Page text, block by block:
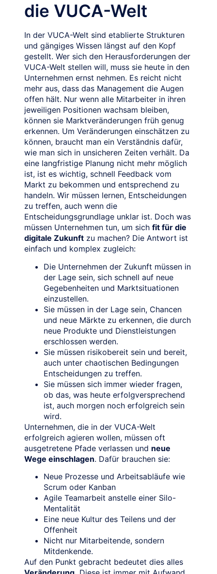
die VUCA-Welt
In der VUCA-Welt sind etablierte Strukturen
und gängiges Wissen längst auf den Kopf
gestellt. Wer sich den Herausforderungen der
VUCA-Welt stellen will, muss sie heute in den
Unternehmen ernst nehmen. Es reicht nicht
mehr aus, dass das Management die Augen
offen hält. Nur wenn alle Mitarbeiter in ihren
jeweiligen Positionen wachsam bleiben,
können sie Marktveränderungen früh genug
erkennen. Um Veränderungen einschätzen zu
können, braucht man ein Verständnis dafür,
wie man sich in unsicheren Zeiten verhält. Da
eine langfristige Planung nicht mehr möglich
ist, ist es wichtig, schnell Feedback vom
Markt zu bekommen und entsprechend zu
handeln. Wir müssen lernen, Entscheidungen
zu treffen, auch wenn die
Entscheidungsgrundlage unklar ist. Doch was
müssen Unternehmen tun, um sich fit für die
digitale Zukunft zu machen? Die Antwort ist
einfach und komplex zugleich:
Die Unternehmen der Zukunft müssen in
der Lage sein, sich schnell auf neue
Gegebenheiten und Marktsituationen
einzustellen.
Sie müssen in der Lage sein, Chancen
und neue Märkte zu erkennen, die durch
neue Produkte und Dienstleistungen
erschlossen werden.
Sie müssen risikobereit sein und bereit,
auch unter chaotischen Bedingungen
Entscheidungen zu treffen.
Sie müssen sich immer wieder fragen,
ob das, was heute erfolgversprechend
ist, auch morgen noch erfolgreich sein
wird.
Unternehmen, die in der VUCA-Welt
erfolgreich agieren wollen, müssen oft
ausgetretene Pfade verlassen und neue
Wege einschlagen. Dafür brauchen sie:
Neue Prozesse und Arbeitsabläufe wie
Scrum oder Kanban
Agile Teamarbeit anstelle einer Silo-
Mentalität
Eine neue Kultur des Teilens und der
Offenheit
Nicht nur Mitarbeitende, sondern
Mitdenkende.
Auf den Punkt gebracht bedeutet dies alles